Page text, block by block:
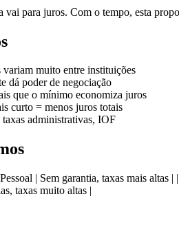
vai para juros. Com o tempo, esta
variam muito entre instituições
dá poder de negociação
que o mínimo economiza juros
curto = menos juros totais
taxas administrativas, IOF
| Sem garantia, taxas mais
taxas muito altas |